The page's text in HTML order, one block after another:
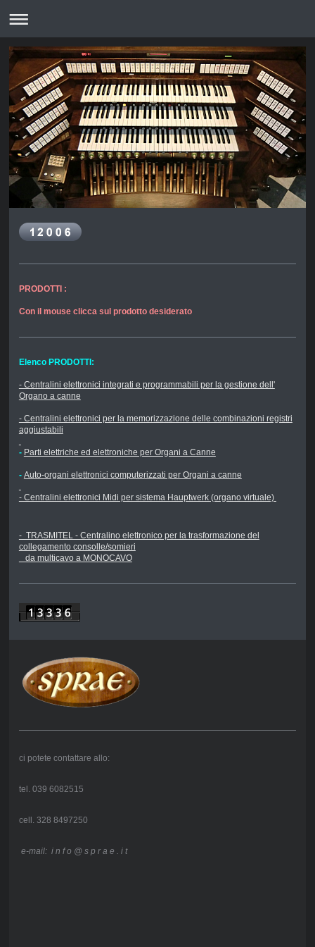
PRODOTTI :
Con il mouse clicca sul prodotto desiderato
Elenco PRODOTTI:
- Centralini elettronici integrati e programmabili per la gestione dell'
Organo a canne
- Centralini elettronici per la memorizzazione delle combinazioni registri
aggiustabili
- Parti elettriche ed elettroniche per Organi a Canne
- Auto-organi elettronici computerizzati per Organi a canne
- Centralini elettronici Midi per sistema Hauptwerk (organo virtuale)
- TRASMITEL - Centralino elettronico per la trasformazione del
collegamento consolle/somieri
da multicavo a MONOCAVO
ci potete contattare allo:
tel. 039 6082515
cell. 328 8497250
e-mail: i n f o @ s p r a e . i t